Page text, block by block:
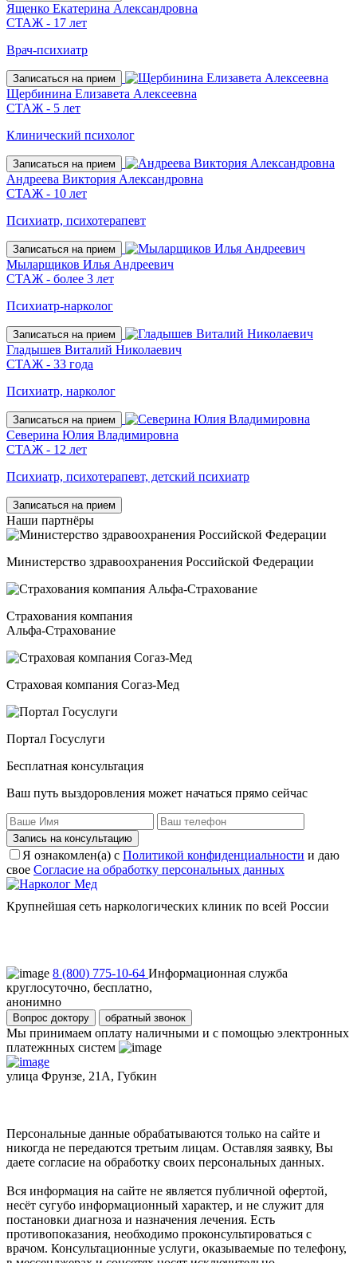
Ященко Екатерина Александровна
СТАЖ - 17 лет
Врач-психиатр
Записаться на прием
Щербинина Елизавета Алексеевна
СТАЖ - 5 лет
Клинический психолог
Записаться на прием
Андреева Виктория Александровна
СТАЖ - 10 лет
Психиатр, психотерапевт
Записаться на прием
Мыларщиков Илья Андреевич
СТАЖ - более 3 лет
Психиатр-нарколог
Записаться на прием
Гладышев Виталий Николаевич
СТАЖ - 33 года
Психиатр, нарколог
Записаться на прием
Северина Юлия Владимировна
СТАЖ - 12 лет
Психиатр, психотерапевт, детский психиатр
Записаться на прием
Наши партнёры
Министерство здравоохранения Российской Федерации
Страхования компания
Альфа-Страхование
Страховая компания Согаз-Мед
Портал Госуслуги
Бесплатная консультация
Ваш путь выздоровления может начаться прямо сейчас
Запись на консультацию
Я ознакомлен(а) с Политикой конфиденциальности и даю
свое Согласие на обработку персональных данных
Крупнейшая сеть наркологических клиник по всей России
8 (800) 775-10-64 Информационная служба
круглосуточно, бесплатно,
анонимно
Вопрос доктору обратный звонок
Мы принимаем оплату наличными и с помощью электронных
платежнных систем
улица Фрунзе, 21А, Губкин
Персональные данные обрабатываются только на сайте и
никогда не передаются третьим лицам. Оставляя заявку, Вы
даете согласие на обработку своих персональных данных.
Вся информация на сайте не является публичной офертой,
несёт сугубо информационный характер, и не служит для
постановки диагноза и назначения лечения. Есть
противопоказания, необходимо проконсультироваться с
врачом. Консультационные услуги, оказываемые по телефону,